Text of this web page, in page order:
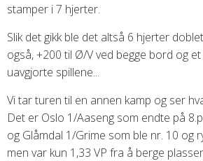
stamper i 7 hjerter.
Slik det gikk ble det altså 6 hjerter
også, +200 til Ø/V ved begge bord og
uavgjorte spillene...
Vi tar turen til en annen kamp og ser
Det er Oslo 1/Aaseng som endte på
og Glåmdal 1/Grime som ble nr. 10 og
men var kun 1,33 VP fra å berge